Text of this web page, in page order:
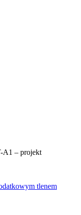
A1 – projekt
tlenem